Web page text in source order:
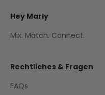
Hey Marly
Mix. Match. Connect.
Rechtliches & Fragen
FAQs